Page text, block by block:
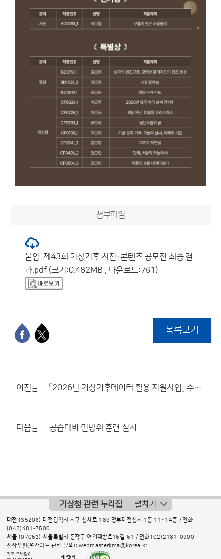
첨부파일
붙임_제43회 기상기후 사진·콘텐츠 공모전 최종 결
과.pdf (크기:0.482MB , 다운로드:761)
목록보기
이전글 「2026년 기상기후데이터 활용 지원사업」 수행기업 모집 공고
다음글 공습대비 민방위 훈련 실시
기상청 관련 누리집 펼치기
대전 (35208) 대전광역시 서구 청사로 189 정부대전청사 1동 11~14층 / 전화
(042)481-7500
서울 (07062) 서울특별시 동작구 여의대방로16길 61 / 전화(02)2181-0900
전자우편(웹사이트 관련 문의): webmasterkma@korea.kr